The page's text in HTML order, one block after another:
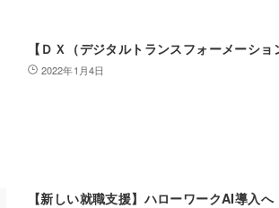
【ＤＸ（デジタルトランスフォーメーショ
2022年1月4日
【新しい就職支援】ハローワークAI導入へ